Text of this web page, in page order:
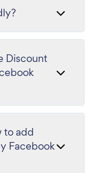
Discount
to add
Facebook